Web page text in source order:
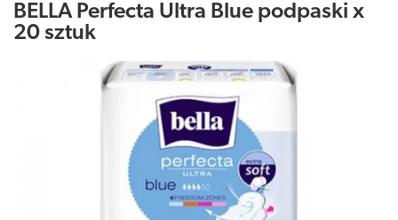
BELLA Perfecta Ultra Blue podpaski x
20 sztuk